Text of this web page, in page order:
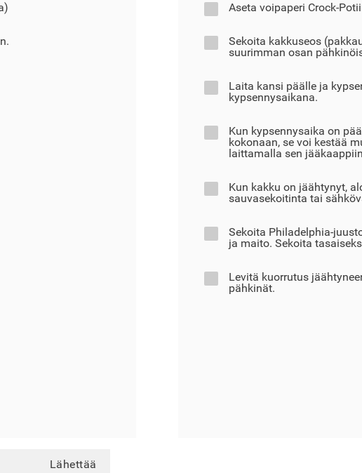
Lähettää
Aseta voipaperi Crock-
Sekoita kakkuseos
suurimman osan
Laita kansi päälle ja
kypsennysaikana.
Kun kypsennysaika on
kokonaan, se voi kestää
laittamalla sen
Kun kakku on jäähtynyt,
sauvasekoitinta tai
Sekoita Philadelphia-
ja maito. Sekoita
Levitä kuorrutus
pähkinät.